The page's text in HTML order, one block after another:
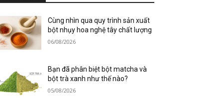
Cùng nhìn qua quy trình sản xuất
bột nhụy hoa nghệ tây chất lượng
06/08/2026
Bạn đã phân biệt bột matcha và
bột trà xanh như thế nào?
05/08/2026